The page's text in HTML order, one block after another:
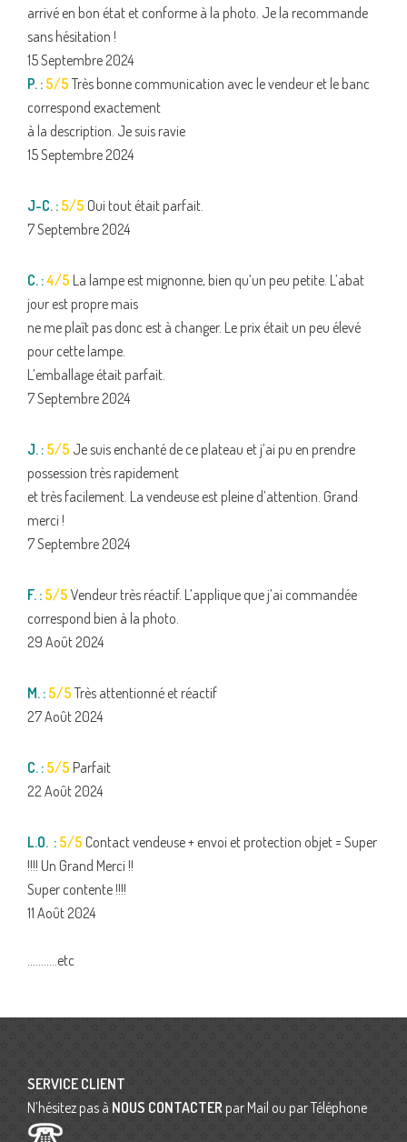
arrivé en bon état et conforme à la photo. Je la recommande
sans hésitation !
15 Septembre 2024
P. : 5/5 Très bonne communication avec le vendeur et le banc
correspond exactement
à la description. Je suis ravie
15 Septembre 2024
J-C. : 5/5 Oui tout était parfait.
7 Septembre 2024
C. :4/5 La lampe est mignonne, bien qu’un peu petite. L’abat
jour est propre mais
ne me plaît pas donc est à changer. Le prix était un peu élevé
pour cette lampe.
L’emballage était parfait.
7 Septembre 2024
J. : 5/5 Je suis enchanté de ce plateau et j’ai pu en prendre
possession très rapidement
et très facilement. La vendeuse est pleine d’attention. Grand
merci !
7 Septembre 2024
F. : 5/5 Vendeur très réactif. L’applique que j’ai commandée
correspond bien à la photo.
29 Août 2024
M. : 5/5 Très attentionné et réactif
27 Août 2024
C. : 5/5 Parfait
22 Août 2024
L.O. : 5/5 Contact vendeuse + envoi et protection objet = Super
!!!! Un Grand Merci !!
Super contente !!!!
11 Août 2024
………..etc
SERVICE CLIENT
N’hésitez pas à NOUS CONTACTER par Mail ou par Téléphone